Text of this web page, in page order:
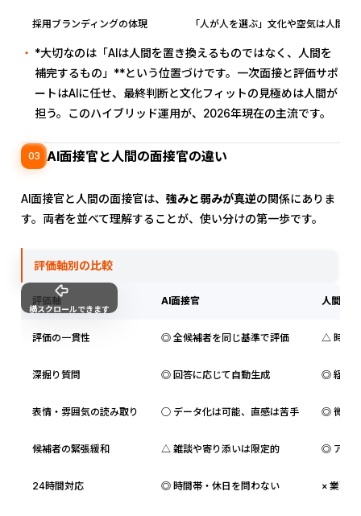
採用ブランディングの体現 「人が人を選ぶ」文化や空気は人間の
*大切なのは「AIは人間を置き換えるものではなく、人間を
補完するもの」**という位置づけです。一次面接と評価サポ
ートはAIに任せ、最終判断と文化フィットの見極めは人間が
担う。このハイブリッド運用が、2026年現在の主流です。
03 AI面接官と人間の面接官の違い
AI面接官と人間の面接官は、 強みと弱みが真逆の関係にありま
す。両者を並べて理解することが、使い分けの第一歩です。
評価軸別の比較
横スクロールできます
評価軸
評価の一貫性
深掘り質問
表情・雰囲気の読み取り
候補者の緊張緩和
24時間対応
AI面接官
◎ 全候補者を同じ基準で評価
◎ 回答に応じて自動生成
○ データ化は可能、直感は苦手
△ 雑談や寄り添いは限定的
◎ 時間帯・休日を問わない
人間の
△ 時間
◎ 経験
◎ 微細
◎ アイ
× 業務